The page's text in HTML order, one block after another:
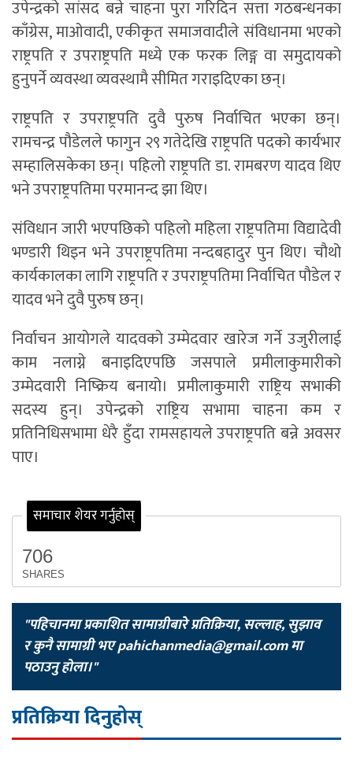
उपेन्द्रको सांसद बन्ने चाहना पुरा गरिदिन सत्ता गठबन्धनका
काँग्रेस, माओवादी, एकीकृत समाजवादीले संविधानमा भएको
राष्ट्रपति र उपराष्ट्रपति मध्ये एक फरक लिङ्ग वा समुदायको
हुनुपर्ने व्यवस्था व्यवस्थामै सीमित गराइदिएका छन्।
राष्ट्रपति र उपराष्ट्रपति दुवै पुरुष निर्वाचित भएका छन्।
रामचन्द्र पौडेलले फागुन २९ गतेदेखि राष्ट्रपति पदको कार्यभार
सम्हालिसकेका छन्। पहिलो राष्ट्रपति डा. रामबरण यादव थिए
भने उपराष्ट्रपतिमा परमानन्द झा थिए।
संविधान जारी भएपछिको पहिलो महिला राष्ट्रपतिमा विद्यादेवी
भण्डारी थिइन भने उपराष्ट्रपतिमा नन्दबहादुर पुन थिए। चौथो
कार्यकालका लागि राष्ट्रपति र उपराष्ट्रपतिमा निर्वाचित पौडेल र
यादव भने दुवै पुरुष छन्।
निर्वाचन आयोगले यादवको उम्मेदवार खारेज गर्ने उजुरीलाई
काम नलाग्ने बनाइदिएपछि जसपाले प्रमीलाकुमारीको
उम्मेदवारी निष्क्रिय बनायो। प्रमीलाकुमारी राष्ट्रिय सभाकी
सदस्य हुन्। उपेन्द्रको राष्ट्रिय सभामा चाहना कम र
प्रतिनिधिसभामा धेरै हुँदा रामसहायले उपराष्ट्रपति बन्ने अवसर
पाए।
समाचार शेयर गर्नुहोस्
706
SHARES
"पहिचानमा प्रकाशित सामाग्रीबारे प्रतिक्रिया, सल्लाह, सुझाव
र कुनै सामाग्री भएpahichanmedia@gmail.comमा
पठाउनु होला।"
प्रतिक्रिया दिनुहोस्